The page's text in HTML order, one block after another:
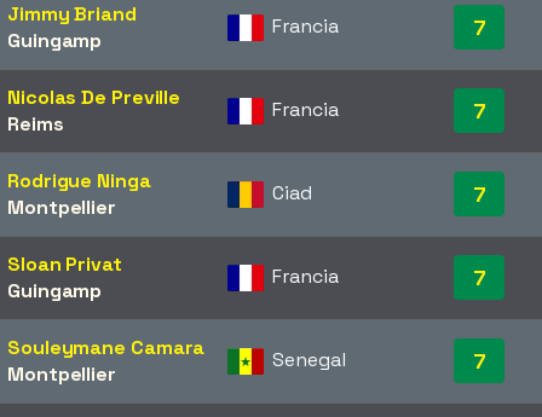
Jimmy Briand
Guingamp
Francia 7
Nicolas De Preville
Reims
Francia 7
Rodrigue Ninga
Montpellier
Ciad 7
Sloan Privat
Guingamp
Francia 7
Souleymane Camara
Montpellier
Senegal 7